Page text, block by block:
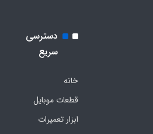
دسترسی
سریع
خانه
قطعات موبایل
ابزار تعمیرات